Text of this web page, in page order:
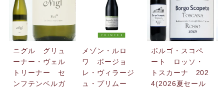
ニグル グリュ
ーナー・ヴェル
トリーナー セ
ンフテンベルガ
メゾン・ルロ
ワ ボージョ
レ・ヴィラージ
ュ・プリムー
ボルゴ・スコペ
ート ロッソ・
トスカーナ 202
4(2026夏セール